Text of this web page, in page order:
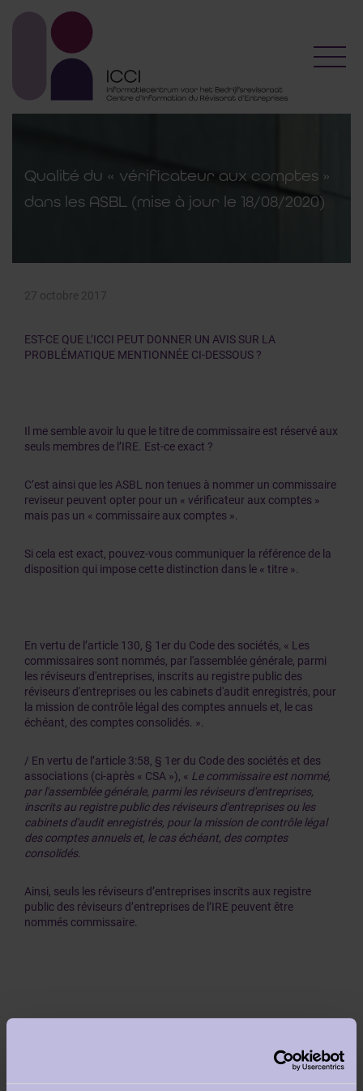
Qualité du « vérificateur aux comptes »
dans les ASBL (mise à jour le 18/08/2020)
27 octobre 2017
EST-CE QUE L’ICCI PEUT DONNER UN AVIS SUR LA
PROBLÉMATIQUE MENTIONNÉE CI-DESSOUS ?
Il me semble avoir lu que le titre de commissaire est réservé aux
seuls membres de l’IRE. Est-ce exact ?
C’est ainsi que les ASBL non tenues à nommer un commissaire
reviseur peuvent opter pour un « vérificateur aux comptes »
mais pas un « commissaire aux comptes ».
Si cela est exact, pouvez-vous communiquer la référence de la
disposition qui impose cette distinction dans le « titre ».
En vertu de l’article 130, § 1er du Code des sociétés, « Les
commissaires sont nommés, par l'assemblée générale, parmi
les réviseurs d'entreprises, inscrits au registre public des
réviseurs d'entreprises ou les cabinets d'audit enregistrés, pour
la mission de contrôle légal des comptes annuels et, le cas
échéant, des comptes consolidés. ».
/ En vertu de l’article 3:58, § 1er du Code des sociétés et des
associations (ci-après « CSA »), « Le commissaire est nommé,
par l'assemblée générale, parmi les réviseurs d'entreprises,
inscrits au registre public des réviseurs d'entreprises ou les
cabinets d'audit enregistrés, pour la mission de contrôle légal
des comptes annuels et, le cas échéant, des comptes
consolidés.
Ainsi, seuls les réviseurs d’entreprises inscrits aux registre
public des réviseurs d’entreprises de l’IRE peuvent être
nommés commissaire.
27 juin 1921 sur les associations sans but lucratif, les
fondations, les partis politiques européens et les fondations